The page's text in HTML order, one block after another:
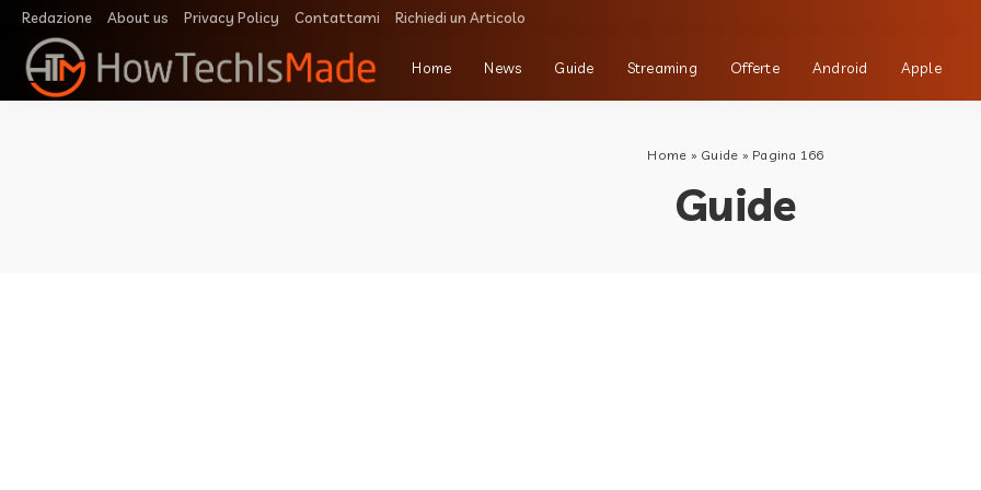
Redazione About us Privacy Policy Contattami Richiedi un Articolo
Home News Guide Streaming Offerte Android Apple
Home » Guide » Pagina 166
Guide